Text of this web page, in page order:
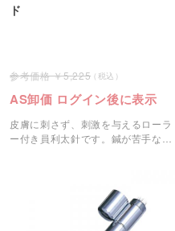
ド
5,225
AS卸価 ログイン後に表示
皮膚に刺さず、刺激を与えるローラ
ー付き員利太針です。鍼が苦手な方